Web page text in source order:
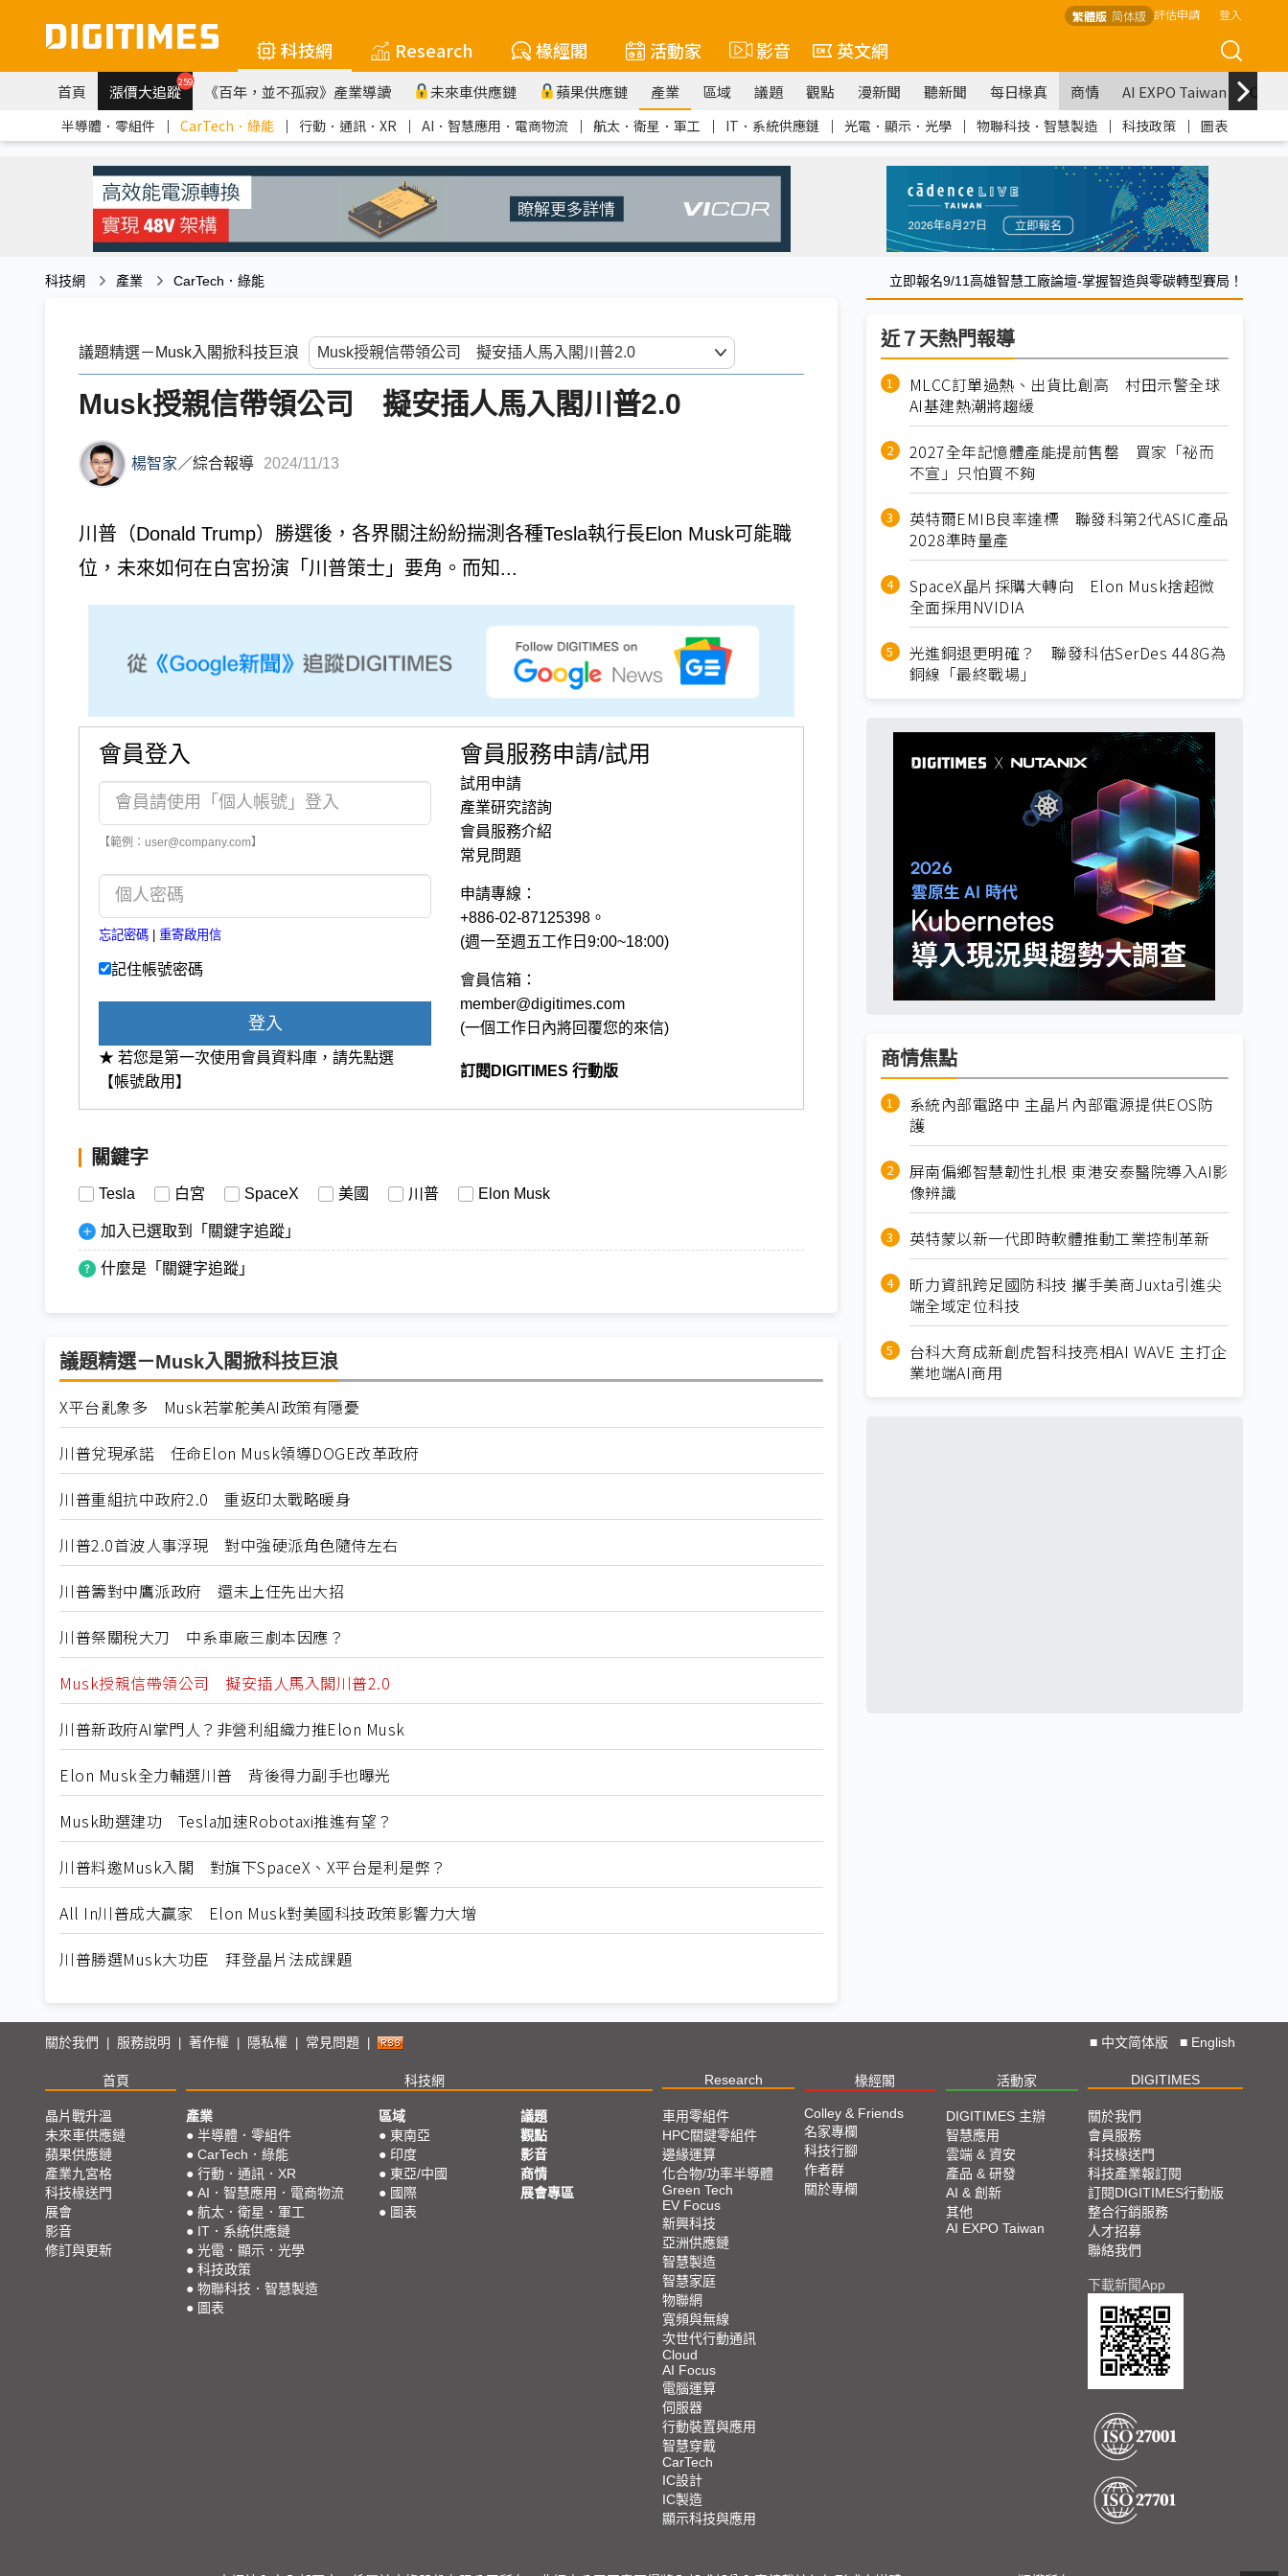
繁體版 简体版 評估申請 登入
科技網 Research 椽經閣 活動家 影音 英文網
首頁 漲價大追蹤259 《百年，並不孤寂》產業導讀 未來車供應鏈 蘋果供應鏈 產業 區域 議題 觀點 漫新聞 聽新聞 每日椽真 商情 AI EXPO Taiwan
半導體．零組件 ｜ CarTech．綠能 ｜ 行動．通訊．XR ｜ AI．智慧應用．電商物流 ｜ 航太．衛星．軍工 ｜ IT．系統供應鏈 ｜ 光電．顯示．光學 ｜ 物聯科技．智慧製造 ｜ 科技政策 ｜ 圖表
科技網 產業 CarTech．綠能 立即報名9/11高雄智慧工廠論壇-掌握智造與零碳轉型賽局！
議題精選－Musk入閣掀科技巨浪
Musk授親信帶領公司 擬安插人馬入閣川普2.0
楊智家 ／綜合報導 2024/11/13
川普（Donald Trump）勝選後，各界關注紛紛揣測各種Tesla執行長Elon Musk可能職
位，未來如何在白宮扮演「川普策士」要角。而知...
會員登入
【範例：user@company.com】
忘記密碼 重寄啟用信
記住帳號密碼
登入
★ 若您是第一次使用會員資料庫，請先點選
【帳號啟用】
會員服務申請/試用
試用申請
產業研究諮詢
會員服務介紹
常見問題
申請專線：
+886-02-87125398。
(週一至週五工作日9:00~18:00)
會員信箱：
member@digitimes.com
(一個工作日內將回覆您的來信)
訂閱DIGITIMES 行動版
關鍵字
Tesla 白宮 SpaceX 美國 川普 Elon Musk
加入已選取到「關鍵字追蹤」
什麼是「關鍵字追蹤」
議題精選－Musk入閣掀科技巨浪
X平台亂象多 Musk若掌舵美AI政策有隱憂
川普兌現承諾 任命Elon Musk領導DOGE改革政府
川普重組抗中政府2.0 重返印太戰略暖身
川普2.0首波人事浮現 對中強硬派角色隨侍左右
川普籌對中鷹派政府 還未上任先出大招
川普祭關稅大刀 中系車廠三劇本因應？
Musk授親信帶領公司 擬安插人馬入閣川普2.0
川普新政府AI掌門人？非營利組織力推Elon Musk
Elon Musk全力輔選川普 背後得力副手也曝光
Musk助選建功 Tesla加速Robotaxi推進有望？
川普料邀Musk入閣 對旗下SpaceX、X平台是利是弊？
All In川普成大贏家 Elon Musk對美國科技政策影響力大增
川普勝選Musk大功臣 拜登晶片法成課題
近７天熱門報導
MLCC訂單過熱、出貨比創高 村田示警全球
AI基建熱潮將趨緩
2027全年記憶體產能提前售罄 買家「祕而
不宣」只怕買不夠
英特爾EMIB良率達標 聯發科第2代ASIC產品
2028準時量產
SpaceX晶片採購大轉向 Elon Musk捨超微
全面採用NVIDIA
光進銅退更明確？ 聯發科估SerDes 448G為
銅線「最終戰場」
商情焦點
系統內部電路中 主晶片內部電源提供EOS防
護
屏南偏鄉智慧韌性扎根 東港安泰醫院導入AI影
像辨識
英特蒙以新一代即時軟體推動工業控制革新
昕力資訊跨足國防科技 攜手美商Juxta引進尖
端全域定位科技
台科大育成新創虎智科技亮相AI WAVE 主打企
業地端AI商用
關於我們 服務說明 著作權 隱私權 常見問題 ■ 中文简体版 ■ English
首頁 科技網 Research 椽經閣 活動家 DIGITIMES
晶片戰升溫
未來車供應鏈
蘋果供應鏈
產業九宮格
科技椽送門
展會
影音
修訂與更新
產業
● 半導體．零組件
● CarTech．綠能
● 行動．通訊．XR
● AI．智慧應用．電商物流
● 航太．衛星．軍工
● IT．系統供應鏈
● 光電．顯示．光學
● 科技政策
● 物聯科技．智慧製造
● 圖表
區域
● 東南亞
● 印度
● 東亞/中國
● 國際
● 圖表
議題
觀點
影音
商情
展會專區
車用零組件
HPC關鍵零組件
邊緣運算
化合物/功率半導體
Green Tech
EV Focus
新興科技
亞洲供應鏈
智慧製造
智慧家庭
物聯網
寬頻與無線
次世代行動通訊
Cloud
AI Focus
電腦運算
伺服器
行動裝置與應用
智慧穿戴
CarTech
IC設計
IC製造
顯示科技與應用
Colley & Friends
名家專欄
科技行腳
作者群
關於專欄
DIGITIMES 主辦
智慧應用
雲端 & 資安
產品 & 研發
AI & 創新
其他
AI EXPO Taiwan
關於我們
會員服務
科技椽送門
科技產業報訂閱
訂閱DIGITIMES行動版
整合行銷服務
人才招募
聯絡我們
下載新聞App